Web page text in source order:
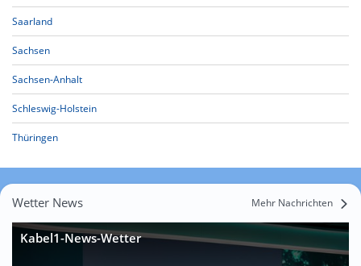
Saarland
Sachsen
Sachsen-Anhalt
Schleswig-Holstein
Thüringen
Wetter News Mehr Nachrichten
Kabel1-News-Wetter